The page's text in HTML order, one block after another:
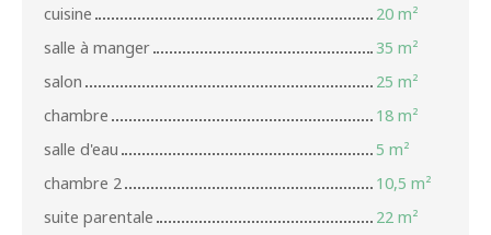
cuisine
20 m²
salle à manger
35 m²
salon
25 m²
chambre
18 m²
salle d'eau
5 m²
chambre 2
10,5 m²
suite parentale
22 m²